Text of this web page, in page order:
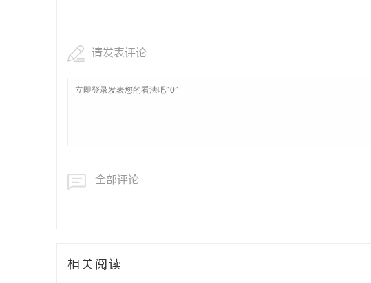
请发表评论
全部评论
相关阅读